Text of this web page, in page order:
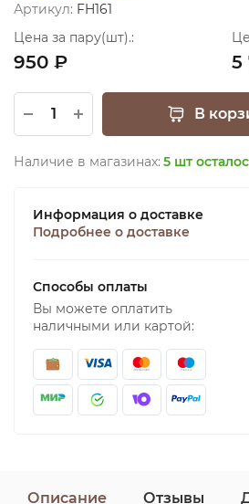
Артикул: FH161
Цена за пару(шт).:
950 ₽ 5
В
Наличие в магазинах: 5 шт
Информация о доставке
Подробнее о доставке
Способы оплаты
Вы можете оплатить
наличными или картой:
Описание Отзывы